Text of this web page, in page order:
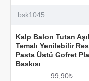
bsk1045
Kalp Balon Tutan
Temalı Yenilebilir
Pasta Üstü Gofret
Baskısı
99,90₺